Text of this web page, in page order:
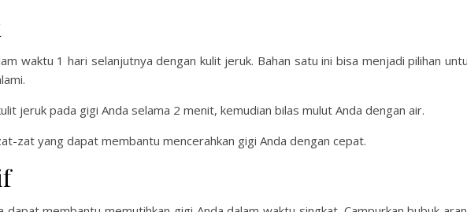
waktu 1 hari selanjutnya dengan kulit jeruk. Bahan satu ini bisa menjadi pilihan
jeruk pada gigi Anda selama 2 menit, kemudian bilas mulut Anda dengan air.
zat yang dapat membantu mencerahkan gigi Anda dengan cepat.